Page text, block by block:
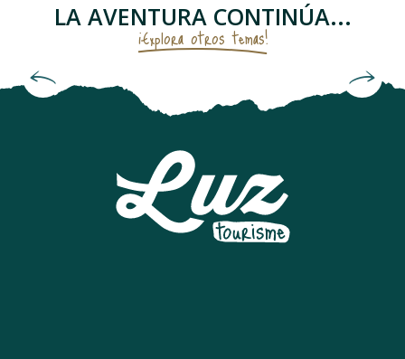
MAISON GRADET-POQUE & ESPACE
STUDIO TANDOORI
ÉGLISE FORTIFIÉE DITE DES TEMPLIERS
CHAPELLE SAINTE BARBE
PISTE DE LUGE A LUZ ARDIDEN
AIR AVENTURE PYRÉNÉES
BASTIEN, LA MONTAGNE A VOTRE RYTHME
LA AVENTURA CONTINÚA...
¡Explora otros temas!